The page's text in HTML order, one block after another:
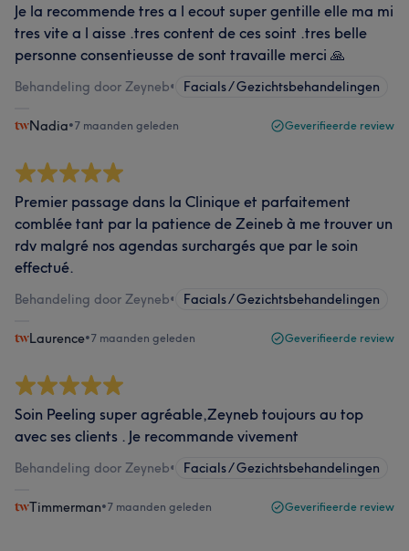
Je la recommende tres a l ecout super gentille elle ma mi
tres vite a l aisse .tres content de ces soint .tres belle
personne consentieusse de sont travaille merci 🙏
Behandeling door Zeyneb• Facials / Gezichtsbehandelingen
Nadia•7 maanden geleden Geverifieerde review
Premier passage dans la Clinique et parfaitement
comblée tant par la patience de Zeineb à me trouver un
rdv malgré nos agendas surchargés que par le soin
effectué.
Behandeling door Zeyneb• Facials / Gezichtsbehandelingen
Laurence•7 maanden geleden Geverifieerde review
Soin Peeling super agréable,Zeyneb toujours au top
avec ses clients . Je recommande vivement
Behandeling door Zeyneb• Facials / Gezichtsbehandelingen
Timmerman•7 maanden geleden Geverifieerde review